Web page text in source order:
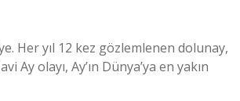
Her yıl 12 kez gözlemlenen dolunay,
olayı, Ay’ın Dünya’ya en yakın